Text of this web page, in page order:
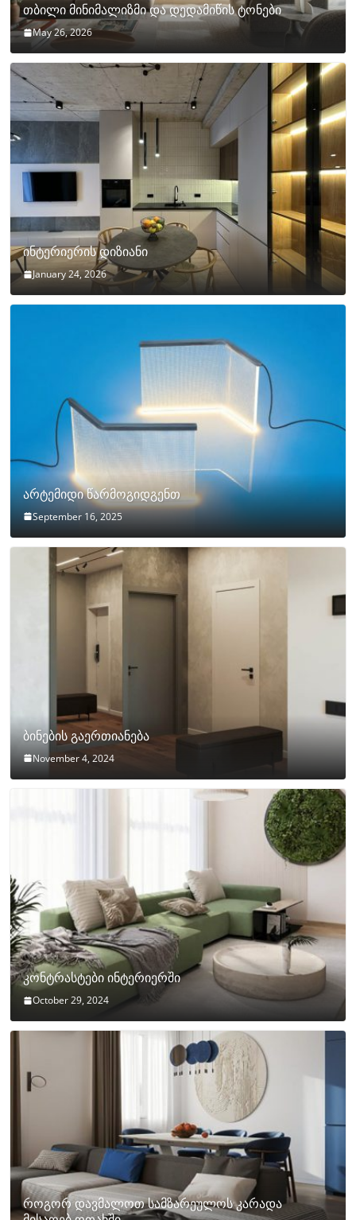
თბილი მინიმალიზმი და დედამიწის ტონები
May 26, 2026
ინტერიერის დიზიანი
January 24, 2026
არტემიდი წარმოგიდგენთ
September 16, 2025
ბინების გაერთიანება
November 4, 2024
კონტრასტები ინტერიერში
October 29, 2024
როგორ დავმალოთ სამზარეულოს კარადა